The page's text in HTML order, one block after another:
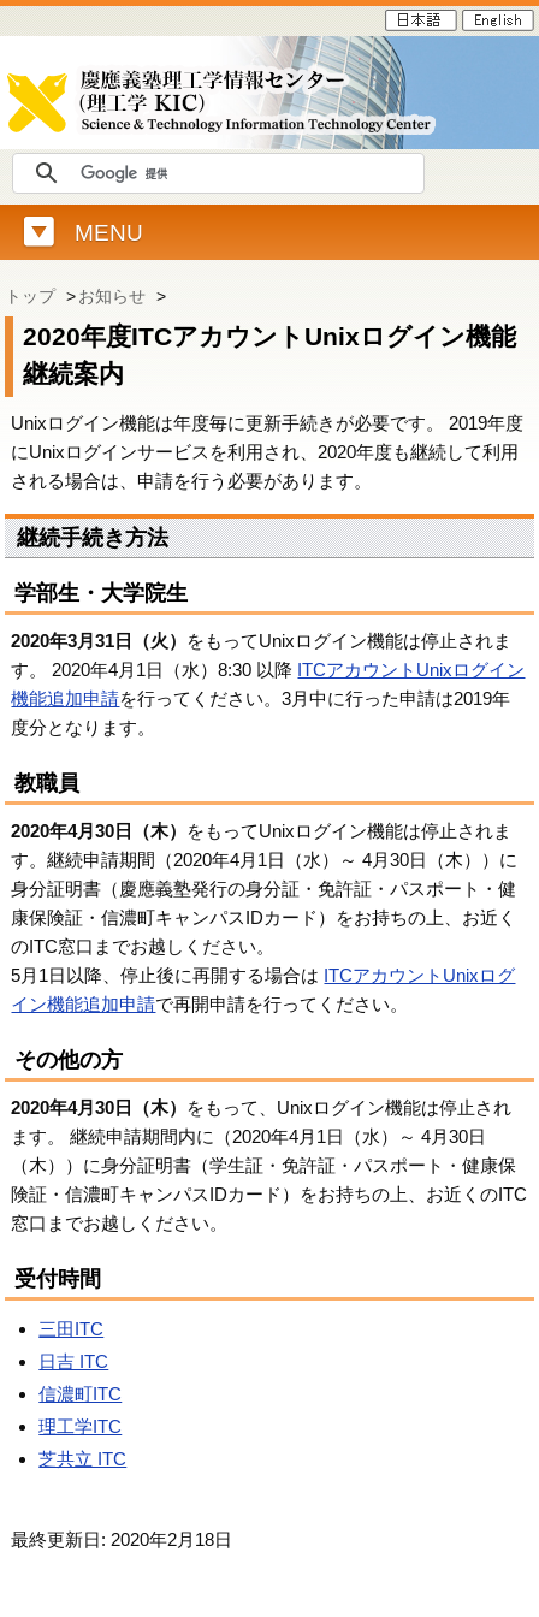
MENU
トップ >お知らせ >
2020年度ITCアカウントUnixログイン機能
継続案内
Unixログイン機能は年度毎に更新手続きが必要です。 2019年度
にUnixログインサービスを利用され、2020年度も継続して利用
される場合は、申請を行う必要があります。
継続手続き方法
学部生・大学院生
2020年3月31日（火） をもってUnixログイン機能は停止されま
す。 2020年4月1日（水）8:30 以降 ITCアカウントUnixログイン
機能追加申請を行ってください。3月中に行った申請は2019年
度分となります。
教職員
2020年4月30日（木） をもってUnixログイン機能は停止されま
す。継続申請期間（2020年4月1日（水）～ 4月30日（木））に
身分証明書（慶應義塾発行の身分証・免許証・パスポート・健
康保険証・信濃町キャンパスIDカード）をお持ちの上、お近く
のITC窓口までお越しください。
5月1日以降、停止後に再開する場合は ITCアカウントUnixログ
イン機能追加申請で再開申請を行ってください。
その他の方
2020年4月30日（木） をもって、Unixログイン機能は停止され
ます。 継続申請期間内に（2020年4月1日（水）～ 4月30日
（木））に身分証明書（学生証・免許証・パスポート・健康保
険証・信濃町キャンパスIDカード）をお持ちの上、お近くのITC
窓口までお越しください。
受付時間
三田ITC
日吉 ITC
信濃町ITC
理工学ITC
芝共立 ITC
最終更新日: 2020年2月18日